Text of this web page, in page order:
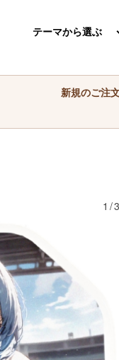
テーマから選ぶ
新規のご注
1/3